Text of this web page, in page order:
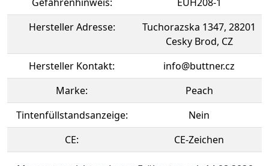
Hersteller Adresse:
Tuchorazska 1347, 28201
Cesky Brod, CZ
Hersteller Kontakt:
info@buttner.cz
Marke:
Peach
Tintenfüllstandsanzeige:
Nein
CE:
CE-Zeichen